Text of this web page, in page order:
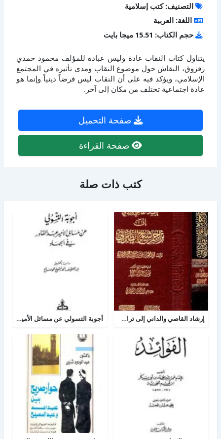
التصنيف: كتب إسلامية
اللغة: العربية
حجم الكتاب: 15.51 ميجا بايت
يتناول كتاب النقاب عادة وليس عبادة للمؤلف محمود حمدي
زقزوق، النقاش حول موضوع النقاب ومدى تأثيره في المجتمع
الإسلامي، ويؤكد فيه على أن النقاب ليس فرضاً دينياً وإنما هو
عادة اجتماعية تختلف من مكان إلى آخر.
صفحة التحميل
صفحة القراءة
كتب ذات صلة
إرشاد القاصي والداني إلى تراجم شيوخ الطبراني أجوبة التسولي عن مسائل الأمير عبد القادر في الجهاد